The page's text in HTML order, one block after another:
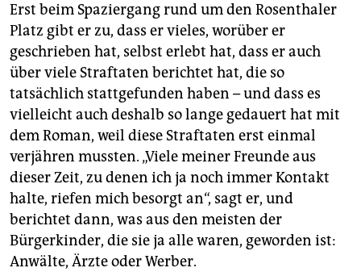
Erst beim Spaziergang rund um den Rosenthaler
Platz gibt er zu, dass er vieles, worüber er
geschrieben hat, selbst erlebt hat, dass er auch
über viele Straftaten berichtet hat, die so
tatsächlich stattgefunden haben – und dass es
vielleicht auch deshalb so lange gedauert hat mit
dem Roman, weil diese Straftaten erst einmal
verjähren mussten. „Viele meiner Freunde aus
dieser Zeit, zu denen ich ja noch immer Kontakt
halte, riefen mich besorgt an“, sagt er, und
berichtet dann, was aus den meisten der
Bürgerkinder, die sie ja alle waren, geworden ist:
Anwälte, Ärzte oder Werber.